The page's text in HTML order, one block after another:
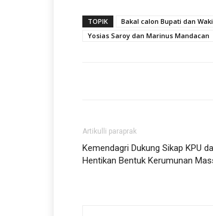
TOPIK Bakal calon Bupati dan
Yosias Saroy dan Marinus Mandacan
Artikulli paraprak
Kemendagri Dukung Sikap KPU
Hentikan Bentuk Kerumunan